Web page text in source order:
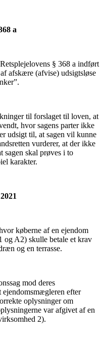
a
§ 368 a indført
afskære (afvise) udsigtsløse
til forslaget til loven, at
hvor sagens parter ikke
udsigt til, at sagen vil kunne
vurderer, at der ikke
skal prøves i to
karakter.
køberne af en ejendom
og A2) skulle betale et krav
og en terrasse.
mod deres
efter
oplysninger om
var afgivet af en
2).